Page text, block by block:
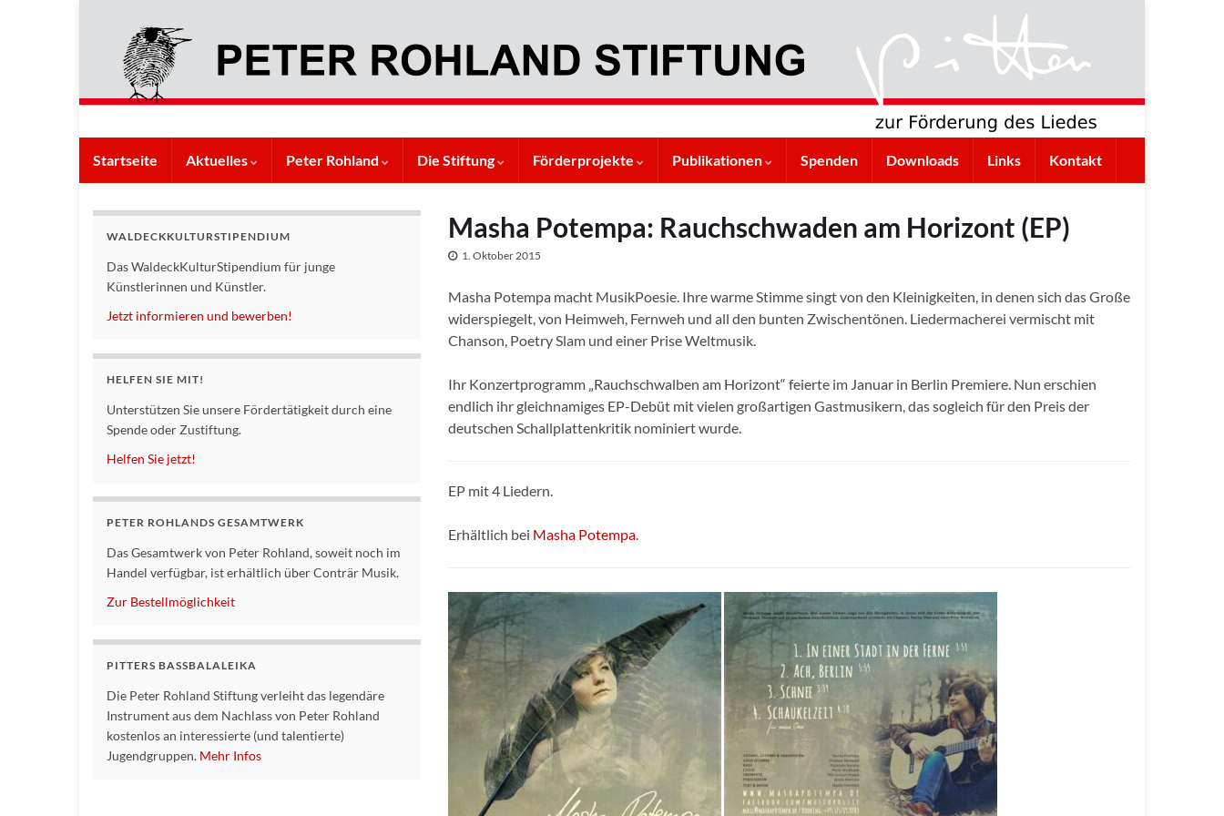
Startseite Aktuelles Peter Rohland Die Stiftung Förderprojekte Publikationen Spenden Downloads Links Kontakt
Masha Potempa: Rauchschwaden am Horizont (EP)
1. Oktober 2015
Masha Potempa macht MusikPoesie. Ihre warme Stimme singt von den Kleinigkeiten, in denen sich das Große
widerspiegelt, von Heimweh, Fernweh und all den bunten Zwischentönen. Liedermacherei vermischt mit
Chanson, Poetry Slam und einer Prise Weltmusik.
Ihr Konzertprogramm „Rauchschwalben am Horizont“ feierte im Januar in Berlin Premiere. Nun erschien
endlich ihr gleichnamiges EP-Debüt mit vielen großartigen Gastmusikern, das sogleich für den Preis der
deutschen Schallplattenkritik nominiert wurde.
EP mit 4 Liedern.
Erhältlich bei Masha Potempa.
WALDECKKULTURSTIPENDIUM
Das WaldeckKulturStipendium für junge
Künstlerinnen und Künstler.
Jetzt informieren und bewerben!
HELFEN SIE MIT!
Unterstützen Sie unsere Fördertätigkeit durch eine
Spende oder Zustiftung.
Helfen Sie jetzt!
PETER ROHLANDS GESAMTWERK
Das Gesamtwerk von Peter Rohland, soweit noch im
Handel verfügbar, ist erhältlich über Conträr Musik.
Zur Bestellmöglichkeit
PITTERS BASSBALALEIKA
Die Peter Rohland Stiftung verleiht das legendäre
Instrument aus dem Nachlass von Peter Rohland
kostenlos an interessierte (und talentierte)
Jugendgruppen. Mehr Infos